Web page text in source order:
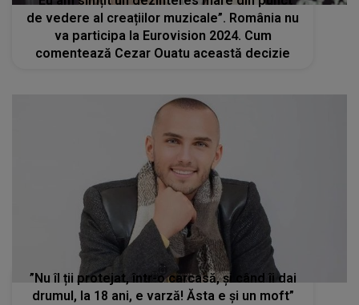
de vedere al creațiilor muzicale”. România nu
va participa la Eurovision 2024. Cum
comentează Cezar Ouatu această decizie
”Nu îl ții protejat, într-o carcasă, și când îi dai
drumul, la 18 ani, e varză! Ăsta e și un moft”